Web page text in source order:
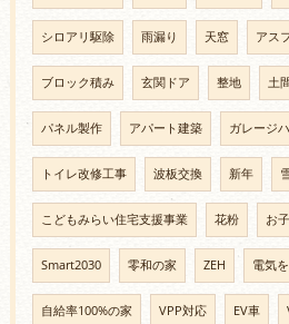
シロアリ駆除 雨漏り 天窓 アス
ブロック積み 玄関ドア 整地 土
パネル製作 アパート建築 ガレージ
トイレ改修工事 波板交換 新年
こどもみらい住宅支援事業 花粉 お
Smart2030 零和の家 ZEH 電気
自給率100%の家 VPP対応 EV車